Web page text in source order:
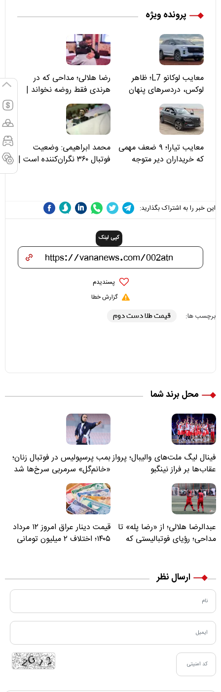
پرونده ویژه
معایب لوکانو L7؛ ظاهر
لوکس، دردسرهای پنهان
رضا هلالی؛ مداحی که در
هرندی فقط روضه نخواند |
مسئولان «تکیه‌گاه آقا مرتضی
علی(ع)» را جدی‌تر ببینند
معایب تیارا؛ ۹ ضعف مهمی
که خریداران دیر متوجه
محمد ابراهیمی: وضعیت
فوتبال ۳۶۰ نگران‌کننده است |
این خبر را به اشتراک بگذارید:
کپی لینک
پسندیدم
گزارش خطا
برچسب ها: قیمت طلا دست دوم
محل برند شما
فینال لیگ ملت‌های والیبال؛ پرواز
عقاب‌ها بر فراز نینگبو
بمب پرسپولیس در فوتبال زنان؛
«خانم‌گل» سرمربی سرخ‌ها شد
عبدالرضا هلالی؛ از «رضا پله» تا
مداحی؛ رؤیای فوتبالیستی که
قیمت دینار عراق امروز ۱۲ مرداد
۱۴۰۵؛ اختلاف ۲ میلیون تومانی
ارسال نظر